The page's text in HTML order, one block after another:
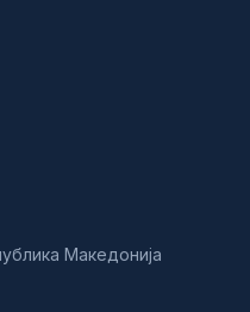
Македонија